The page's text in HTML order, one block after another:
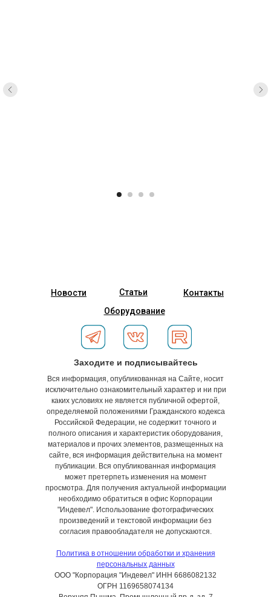
Вся информация, опубликованная на Сайте, носит
исключительно ознакомительный характер и ни при
каких условиях не является публичной офертой,
определяемой положениями Гражданского кодекса
Российской Федерации, не содержит точного и
полного описания и характеристик оборудования,
материалов и прочих элементов, размещенных на
сайте, вся информация действительна на момент
публикации. Вся опубликованная информация
может претерпеть изменения на момент
просмотра. Для получения актуальной информации
необходимо обратиться в офис Корпорации
"Индевел". Использование фотографических
произведений и текстовой информации без
согласия правообладателя не допускаются.
Политика в отношении обработки и хранения
персональных данных
ООО "Корпорация "Индевел" ИНН 6686082132
ОГРН 1169658074134
Заходите и подписывайтесь
Новости
Оборудование
Статьи Контакты